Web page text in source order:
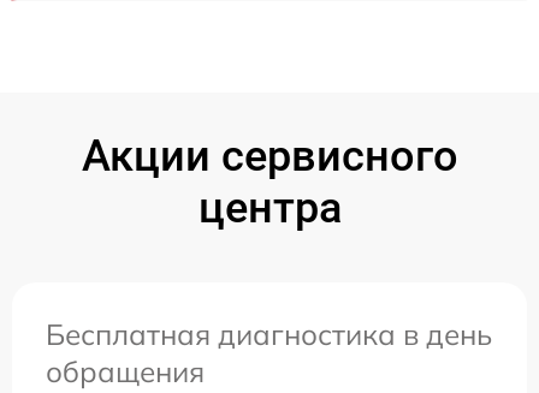
Акции сервисного
центра
Бесплатная диагностика в день
обращения